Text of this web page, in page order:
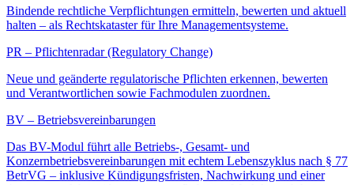
Bindende rechtliche Verpflichtungen ermitteln, bewerten und aktuell
halten – als Rechtskataster für Ihre Managementsysteme.
PR – Pflichtenradar (Regulatory Change)
Neue und geänderte regulatorische Pflichten erkennen, bewerten
und Verantwortlichen sowie Fachmodulen zuordnen.
BV – Betriebsvereinbarungen
Das BV-Modul führt alle Betriebs-, Gesamt- und
Konzernbetriebsvereinbarungen mit echtem Lebenszyklus nach § 77
BetrVG – inklusive Kündigungsfristen, Nachwirkung und einer